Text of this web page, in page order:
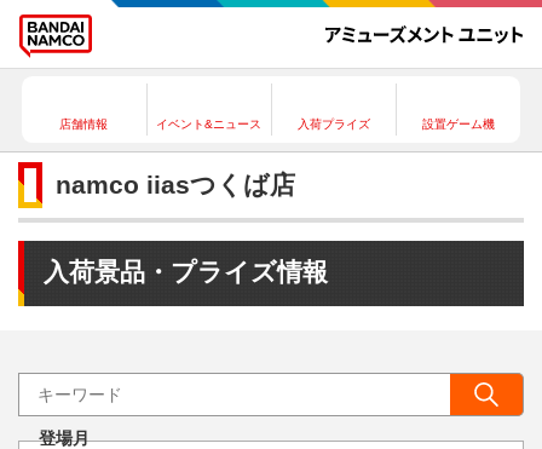
店舗情報 イベント&ニュース 入荷プライズ 設置ゲーム機
namco iiasつくば店
入荷景品・プライズ情報
登場月